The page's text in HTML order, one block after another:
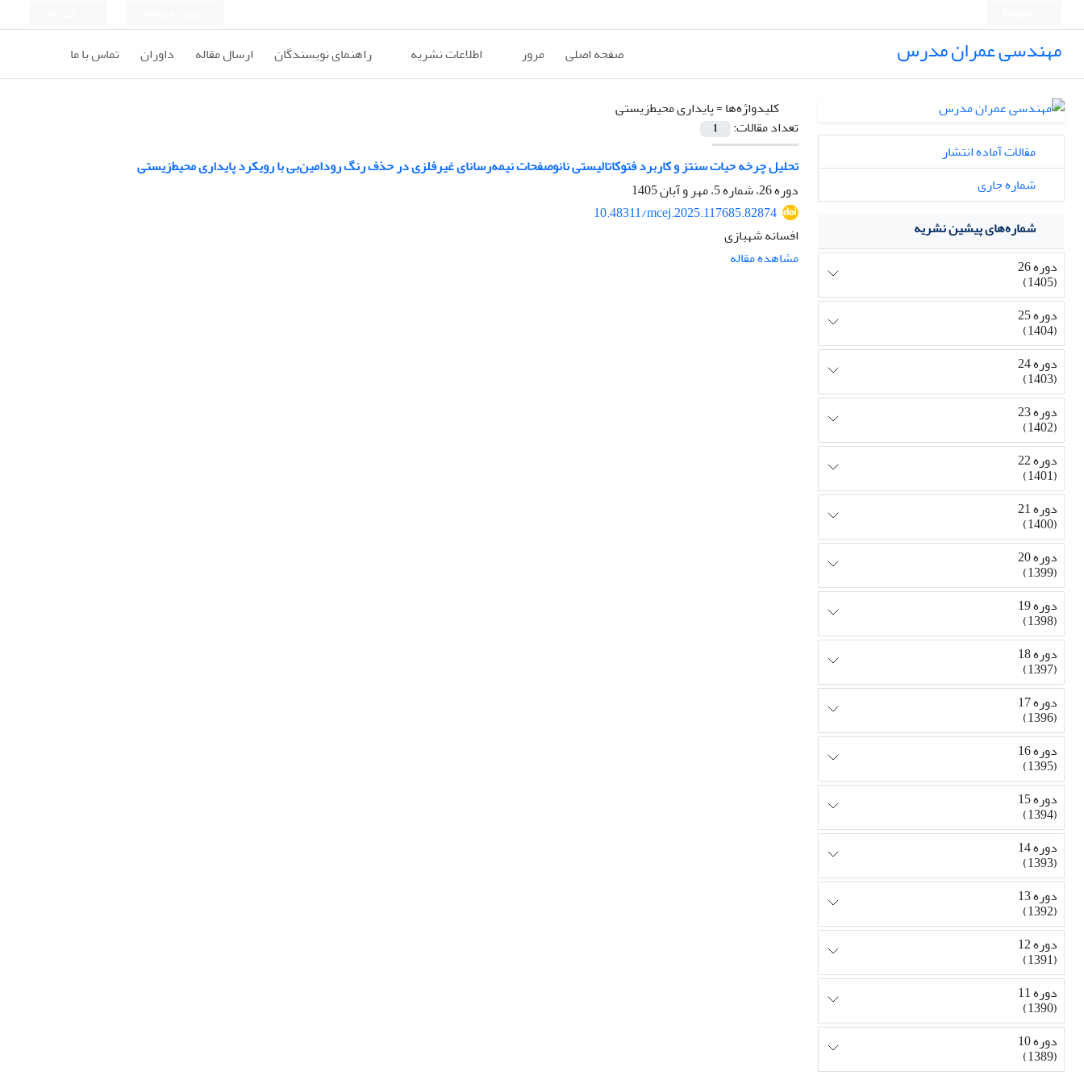
مهندسی عمران مدرس صفحه اصلی مرور اطلاعات نشریه راهنمای نویسندگان ارسال مقاله داوران تماس با ما
کلیدواژه‌ها =پایداری محیط‌زیستی
تعداد مقالات:
1
تحلیل چرخه حیات سنتز و کاربرد فتوکاتالیستی نانوصفحات نیمه‌رسانای غیرفلزی در حذف رنگ رودامین‌بی با رویکرد پایداری محیط‌زیستی
دوره 26، شماره 5، مهر و آبان 1405
10.48311/mcej.2025.117685.82874
افسانه شهبازی
مشاهده مقاله
مقالات آماده انتشار
شماره جاری
شماره‌های پیشین نشریه
دوره 26
(1405)
دوره 25
(1404)
دوره 24
(1403)
دوره 23
(1402)
دوره 22
(1401)
دوره 21
(1400)
دوره 20
(1399)
دوره 19
(1398)
دوره 18
(1397)
دوره 17
(1396)
دوره 16
(1395)
دوره 15
(1394)
دوره 14
(1393)
دوره 13
(1392)
دوره 12
(1391)
دوره 11
(1390)
دوره 10
(1389)